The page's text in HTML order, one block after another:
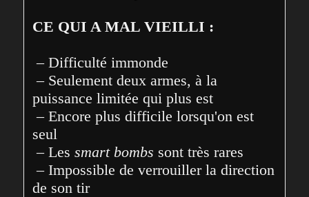
CE QUI A MAL VIEILLI :
– Difficulté immonde
– Seulement deux armes, à la
puissance limitée qui plus est
– Encore plus difficile lorsqu'on est
seul
– Les smart bombs sont très rares
– Impossible de verrouiller la direction
de son tir